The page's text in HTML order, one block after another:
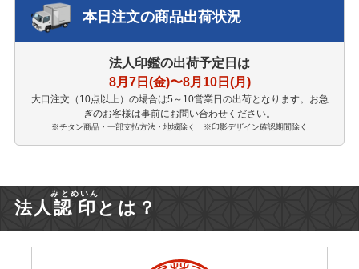
本日注文の商品出荷状況
法人印鑑の出荷予定日は
8月7日(金)〜8月10日(月)
大口注文（10点以上）の場合は5～10営業日の出荷となります。お急
ぎのお客様は事前にお問い合わせください。
※️チタン商品・一部支払方法・地域除く ※印影デザイン確認期間除く
法人認印
みとめいん
とは？